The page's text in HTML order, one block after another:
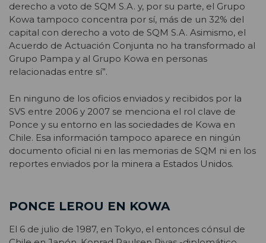
derecho a voto de SQM S.A. y, por su parte, el Grupo
Kowa tampoco concentra por sí, más de un 32% del
capital con derecho a voto de SQM S.A. Asimismo, el
Acuerdo de Actuación Conjunta no ha transformado al
Grupo Pampa y al Grupo Kowa en personas
relacionadas entre sí”.
En ninguno de los oficios enviados y recibidos por la
SVS entre 2006 y 2007 se menciona el rol clave de
Ponce y su entorno en las sociedades de Kowa en
Chile. Esa información tampoco aparece en ningún
documento oficial ni en las memorias de SQM ni en los
reportes enviados por la minera a Estados Unidos.
PONCE LEROU EN KOWA
El 6 de julio de 1987, en Tokyo, el entonces cónsul de